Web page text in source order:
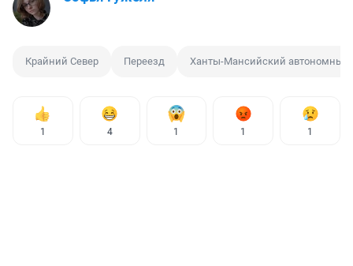
Крайний Север Переезд Ханты-Мансийский автономный
1 4 1 1 1